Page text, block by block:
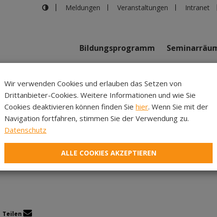
Meldungen Veranstaltungen Intranet
Bildungsprogramm
in Innsbruck Menschenrechte unter Druck – wie
unter Druck – wie
wirklich?
Teilen
Wir verwenden Cookies und erlauben das Setzen von
Drittanbieter-Cookies. Weitere Informationen und wie Sie
Cookies deaktivieren können finden Sie hier. Wenn Sie mit der
Navigation fortfahren, stimmen Sie der Verwendung zu.
Datenschutz
ALLE COOKIES AKZEPTIEREN